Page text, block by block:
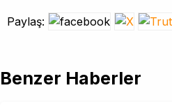
Paylaş:
Benzer Haberler